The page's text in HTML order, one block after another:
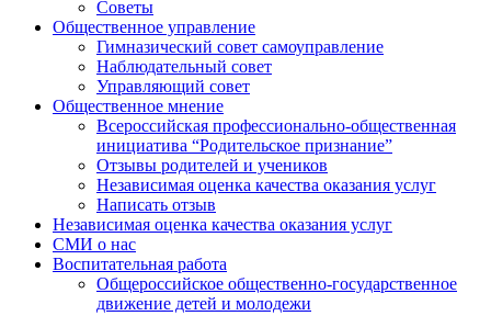
Советы
Общественное управление
Гимназический совет самоуправление
Наблюдательный совет
Управляющий совет
Общественное мнение
Всероссийская профессионально-общественная
инициатива “Родительское признание”
Отзывы родителей и учеников
Независимая оценка качества оказания услуг
Написать отзыв
Независимая оценка качества оказания услуг
СМИ о нас
Воспитательная работа
Общероссийское общественно-государственное
движение детей и молодежи